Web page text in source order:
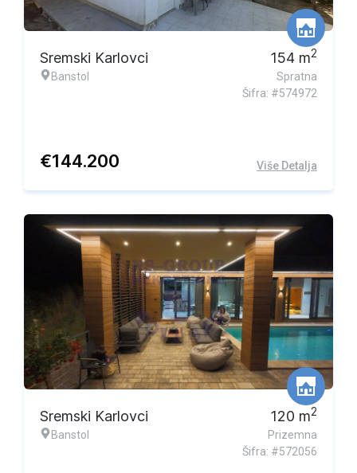
Sremski Karlovci
Banstol
154 m2
Spratna
Šifra: #574972
€144.200 Više Detalja
Ekskluzivna ponuda
Sremski Karlovci
Banstol
120 m2
Prizemna
Šifra: #572056